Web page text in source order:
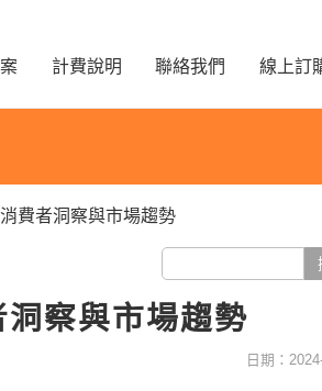
計費說明 聯絡我們 線上訂
費者洞察與市場趨勢
察與市場趨勢
日期：